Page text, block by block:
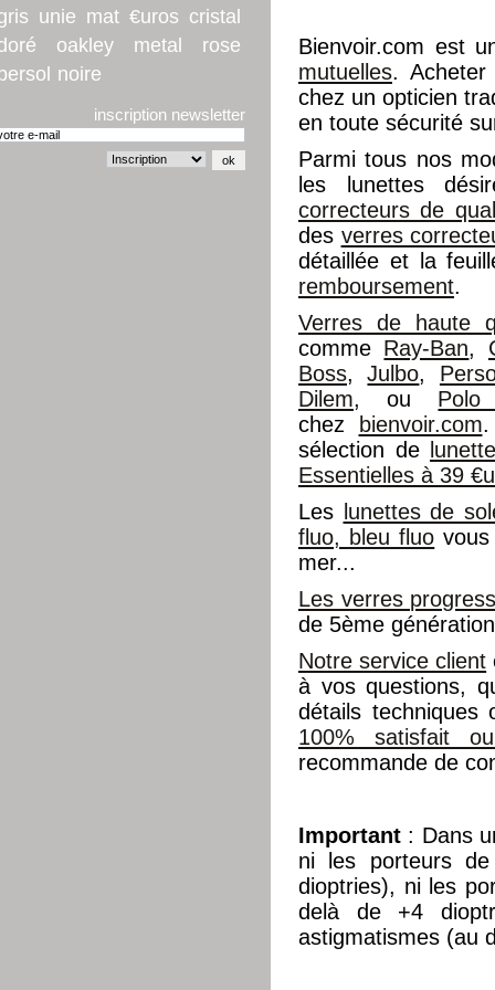
unie mat €uros cristal
oakley metal
rose
noire
inscription newsletter
Bienvoir.com est
mutuelles.
chez un opticien
en toute sécurité
Parmi tous nos
les lunettes
correcteurs de
des verres
détaillée et la
remboursement.
Verres de haute
comme Ray-Ban,
Boss,Julbo,
Dilem, ou
chez
bienvoir.com
sélection de
Essentielles à 39
Les
lunettes de
fluo, bleu fluo
mer...
Les verres
de 5ème
Notre service client
à vos questions,
détails
100% satisfait
recommande de
Important : Dans
ni les porteurs
dioptries), ni les
delà de +4
astigmatismes (au